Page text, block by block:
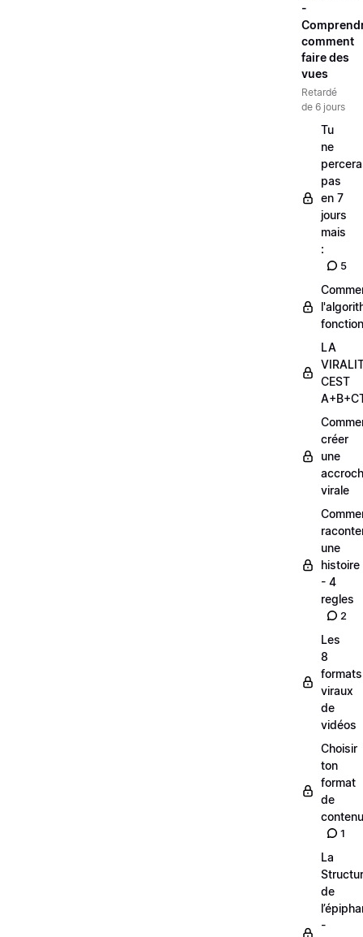
-
comment
faire des
vues
Retardé
de 6 jours
Tu
ne
pas
en 7
jours
mais
:
5
LA
CEST
créer
une
virale
une
histoire
- 4
regles
2
Les
8
formats
viraux
de
vidéos
Choisir
ton
format
de
contenu
1
La
de
-